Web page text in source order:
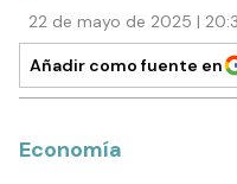
22 de mayo de 2025 |
Añadir como fuente en
Economía